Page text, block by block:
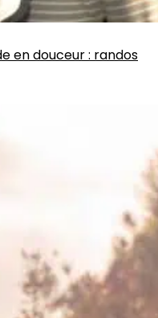
en douceur : randos